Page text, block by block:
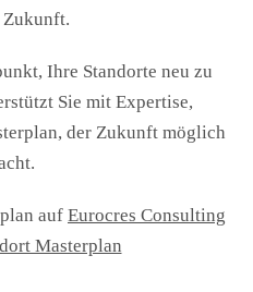
Ihre Standorte neu zu
Sie mit Expertise,
der Zukunft möglich
auf Eurocres Consulting
Masterplan